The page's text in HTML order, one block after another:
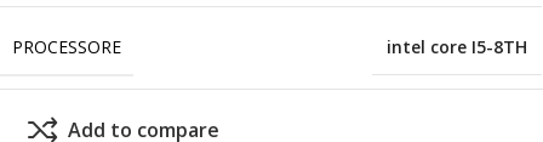
PROCESSORE intel core I5-8TH
Add to compare